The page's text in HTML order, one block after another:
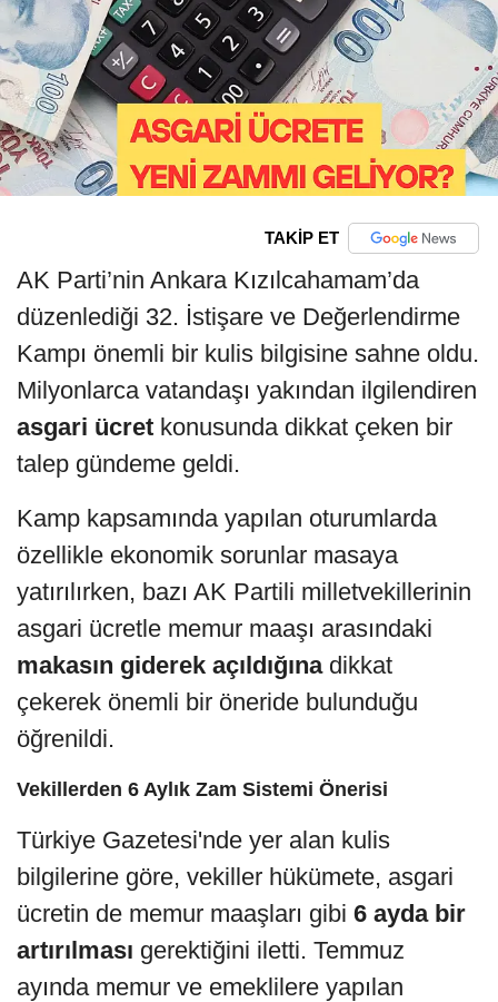
TAKİP ET
AK Parti’nin Ankara Kızılcahamam’da
düzenlediği 32. İstişare ve Değerlendirme
Kampı önemli bir kulis bilgisine sahne oldu.
Milyonlarca vatandaşı yakından ilgilendiren
asgari ücret konusunda dikkat çeken bir
talep gündeme geldi.
Kamp kapsamında yapılan oturumlarda
özellikle ekonomik sorunlar masaya
yatırılırken, bazı AK Partili milletvekillerinin
asgari ücretle memur maaşı arasındaki
makasın giderek açıldığınadikkat
çekerek önemli bir öneride bulunduğu
öğrenildi.
Vekillerden 6 Aylık Zam Sistemi Önerisi
Türkiye Gazetesi'nde yer alan kulis
bilgilerine göre, vekiller hükümete, asgari
ücretin de memur maaşları gibi 6 ayda bir
artırılması gerektiğini iletti. Temmuz
ayında memur ve emeklilere yapılan